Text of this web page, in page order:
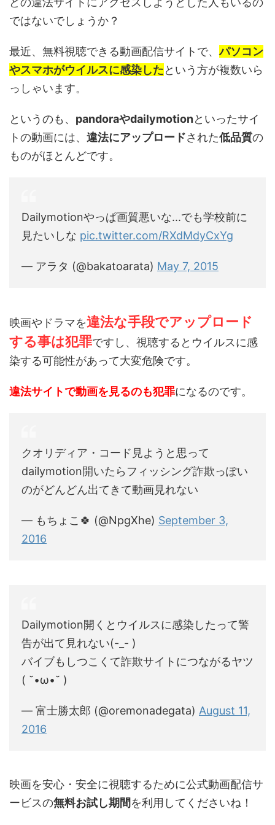
ではないでしょうか？
最近、無料視聴できる動画配信サイトで、パソコン
やスマホがウイルスに感染したという方が複数いら
っしゃいます。
というのも、 pandoraやdailymotionといったサイ
トの動画には、 違法にアップロードされた低品質の
ものがほとんどです。
Dailymotionやっぱ画質悪いな...でも学校前に
見たいしな pic.twitter.com/RXdMdyCxYg
— アラタ (@bakatoarata) May 7, 2015
映画やドラマを違法な手段でアップロード
する事は犯罪ですし、視聴するとウイルスに感
染する可能性があって大変危険です。
違法サイトで動画を見るのも犯罪になるのです。
クオリディア・コード見ようと思って
dailymotion開いたらフィッシング詐欺っぽい
のがどんどん出てきて動画見れない
— もちょこ🍀 (@NpgXhe) September 3,
2016
Dailymotion開くとウイルスに感染したって警
告が出て見れない(-_- )
バイブもしつこくて詐欺サイトにつながるヤツ
( ˘•ω•˘ )
— 富士勝太郎 (@oremonadegata) August 11,
2016
映画を安心・安全に視聴するために公式動画配信サ
ービスの無料お試し期間を利用してくださいね！